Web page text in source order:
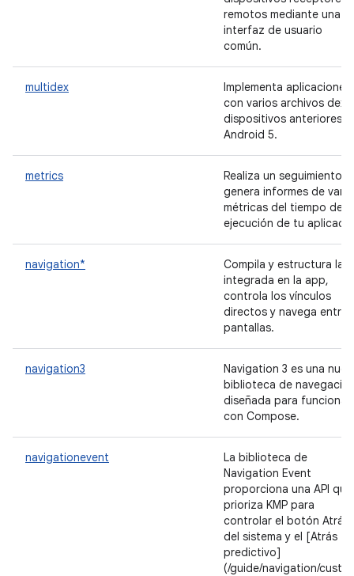
remotos mediante una
interfaz de usuario
común.
multidex
Implementa aplicaciones
con varios archivos dex
dispositivos anteriores a
Android 5.
metrics
Realiza un seguimiento y
genera informes de
métricas del tiempo de
ejecución de tu
navigation*
Compila y estructura la
integrada en la app,
controla los vínculos
directos y navega entre
pantallas.
navigation3
Navigation 3 es una
biblioteca de
diseñada para funcionar
con Compose.
navigationevent
La biblioteca de
Navigation Event
proporciona una API que
prioriza KMP para
controlar el botón Atrás
del sistema y el [Atrás
predictivo]
(/guide/navigation/